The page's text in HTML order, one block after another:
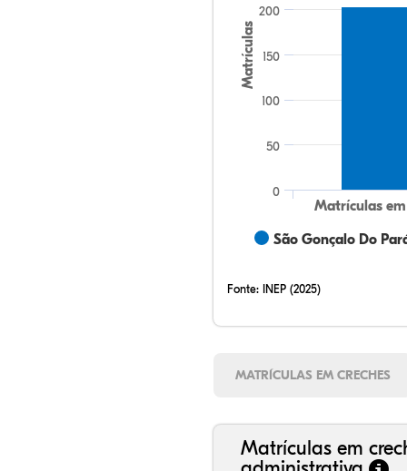
Matrículas
São Gonçalo Do
Matrículas em
0
50
100
150
200
Fonte: INEP (2025)
MATRÍCULAS EM CRECHES
Matrículas em